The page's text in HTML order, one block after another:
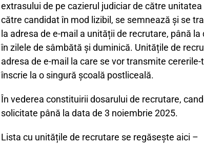
extrasului de pe cazierul judiciar de către
către candidat în mod lizibil, se semnează și se
la adresa de e-mail a unității de recrutare, până
în zilele de sâmbătă și duminică. Unitățile de
adresa de e-mail la care se vor transmite
înscrie la o singură școală postliceală.
În vederea constituirii dosarului de recrutare,
solicitate până la data de 3 noiembrie 2025.
Lista cu unitățile de recrutare se regăsește aici –